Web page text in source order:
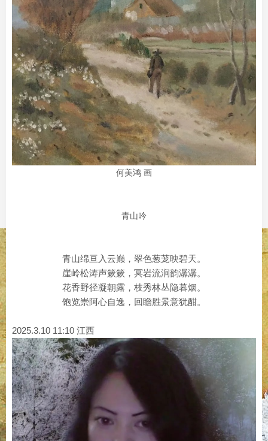
何美鸿 画
青山吟
青山绵亘入云巅，翠色葱茏映碧天。
崖岭松涛声簌簌，冥岩流涧韵潺潺。
花香野径凝朝露，枝秀林丛隐暮烟。
饱览崇阿心自逸，回瞻胜景意犹酣。
2025.3.10 11:10 江西